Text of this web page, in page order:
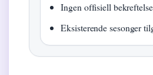
Ingen offisiell
Eksisterende sesonger